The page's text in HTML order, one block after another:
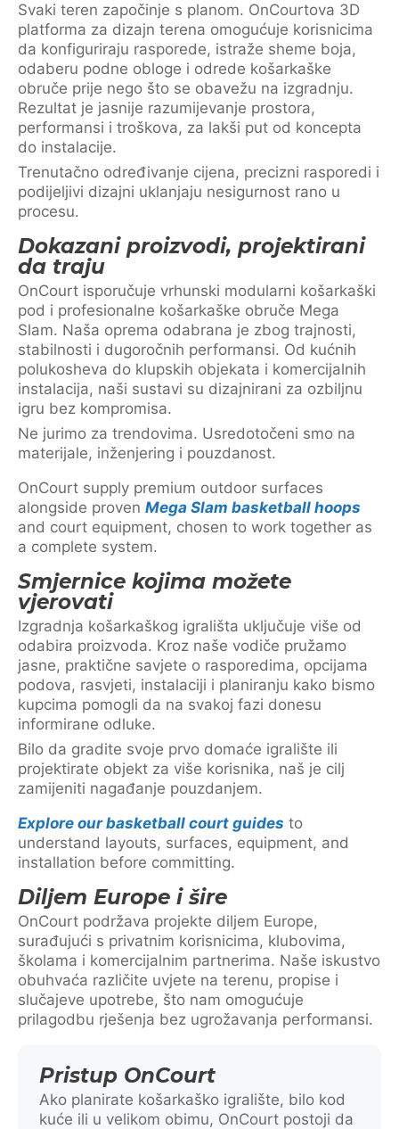
Svaki teren započinje s planom. OnCourtova 3D
platforma za dizajn terena omogućuje korisnicima
da konfiguriraju rasporede, istraže sheme boja,
odaberu podne obloge i odrede košarkaške
obruče prije nego što se obavežu na izgradnju.
Rezultat je jasnije razumijevanje prostora,
performansi i troškova, za lakši put od koncepta
do instalacije.
Trenutačno određivanje cijena, precizni rasporedi i
podijeljivi dizajni uklanjaju nesigurnost rano u
procesu.
Dokazani proizvodi, projektirani
da traju
OnCourt isporučuje vrhunski modularni košarkaški
pod i profesionalne košarkaške obruče Mega
Slam. Naša oprema odabrana je zbog trajnosti,
stabilnosti i dugoročnih performansi. Od kućnih
polukosheva do klupskih objekata i komercijalnih
instalacija, naši sustavi su dizajnirani za ozbiljnu
igru bez kompromisa.
Ne jurimo za trendovima. Usredotočeni smo na
materijale, inženjering i pouzdanost.
OnCourt supply premium outdoor surfaces
alongside proven Mega Slam basketball hoops
and court equipment, chosen to work together as
a complete system.
Smjernice kojima možete
vjerovati
Izgradnja košarkaškog igrališta uključuje više od
odabira proizvoda. Kroz naše vodiče pružamo
jasne, praktične savjete o rasporedima, opcijama
podova, rasvjeti, instalaciji i planiranju kako bismo
kupcima pomogli da na svakoj fazi donesu
informirane odluke.
Bilo da gradite svoje prvo domaće igralište ili
projektirate objekt za više korisnika, naš je cilj
zamijeniti nagađanje pouzdanjem.
Explore our basketball court guides to
understand layouts, surfaces, equipment, and
installation before committing.
Diljem Europe i šire
OnCourt podržava projekte diljem Europe,
surađujući s privatnim korisnicima, klubovima,
školama i komercijalnim partnerima. Naše iskustvo
obuhvaća različite uvjete na terenu, propise i
slučajeve upotrebe, što nam omogućuje
prilagodbu rješenja bez ugrožavanja performansi.
Pristup OnCourt
Ako planirate košarkaško igralište, bilo kod
kuće ili u velikom obimu, OnCourt postoji da